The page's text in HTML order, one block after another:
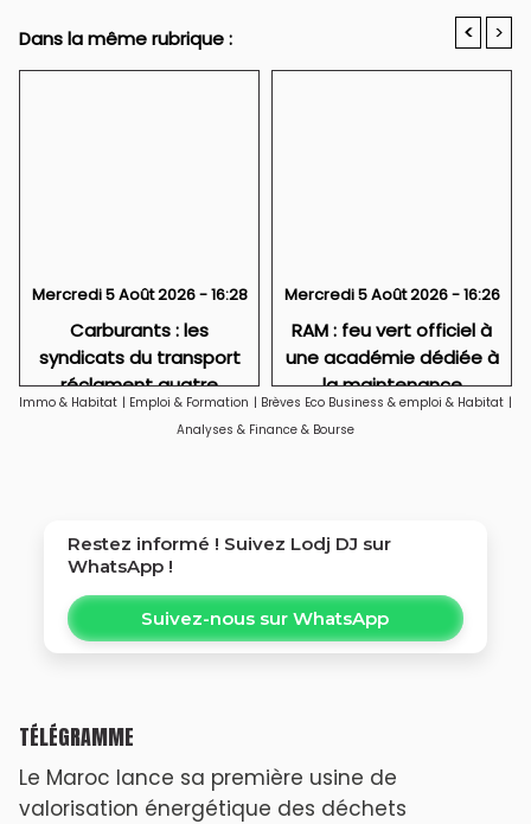
Dans la même rubrique : < >
Mercredi 5 Août 2026 - 16:28
Carburants : les
syndicats du transport
réclament quatre
tranches d’aide
Mercredi 5 Août 2026 - 16:26
RAM : feu vert officiel à
une académie dédiée à
la maintenance
aéronautique
Immo & Habitat | Emploi & Formation | Brèves Eco Business & emploi & Habitat |
Analyses & Finance & Bourse
Restez informé ! Suivez Lodj DJ sur
WhatsApp !
Suivez-nous sur WhatsApp
TÉLÉGRAMME
Le Maroc lance sa première usine de
valorisation énergétique des déchets